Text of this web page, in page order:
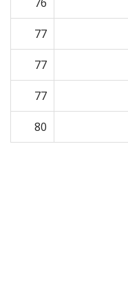
77
77
77
80